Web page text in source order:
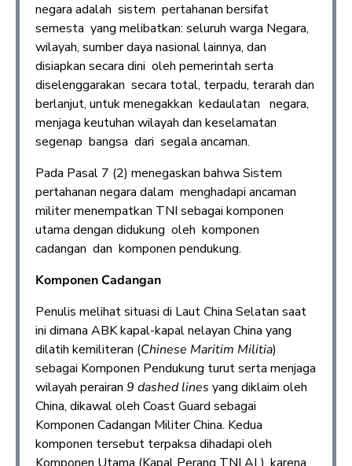
negara adalah sistem pertahanan bersifat
semesta yang melibatkan: seluruh warga Negara,
wilayah, sumber daya nasional lainnya, dan
disiapkan secara dini oleh pemerintah serta
diselenggarakan secara total, terpadu, terarah dan
berlanjut, untuk menegakkan kedaulatan negara,
menjaga keutuhan wilayah dan keselamatan
segenap bangsa dari segala ancaman.
Pada Pasal 7 (2) menegaskan bahwa Sistem
pertahanan negara dalam menghadapi ancaman
militer menempatkan TNI sebagai komponen
utama dengan didukung oleh komponen
cadangan dan komponen pendukung.
Komponen Cadangan
Penulis melihat situasi di Laut China Selatan saat
ini dimana ABK kapal-kapal nelayan China yang
dilatih kemiliteran (Chinese Maritim Militia)
sebagai Komponen Pendukung turut serta menjaga
wilayah perairan 9 dashed lines yang diklaim oleh
China, dikawal oleh Coast Guard sebagai
Komponen Cadangan Militer China. Kedua
komponen tersebut terpaksa dihadapi oleh